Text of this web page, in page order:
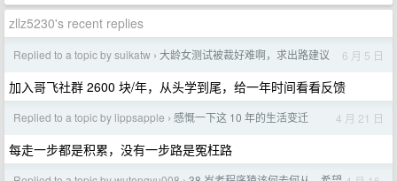
zllz5230's recent replies
Replied to a topic by suikatw › 大龄女测试被裁好难啊，求出路建议 6 月 5 日
加入哥飞社群 2600 块/年，从头学到尾，给一年时间看看反馈
Replied to a topic by lippsapple › 感慨一下这 10 年的生活变迁 4 月 21 日
每走一步都是积累，没有一步路是冤枉路